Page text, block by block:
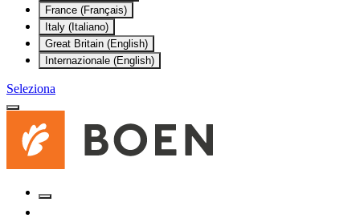
France (Français)
Italy (Italiano)
Great Britain (English)
Internazionale (English)
Seleziona